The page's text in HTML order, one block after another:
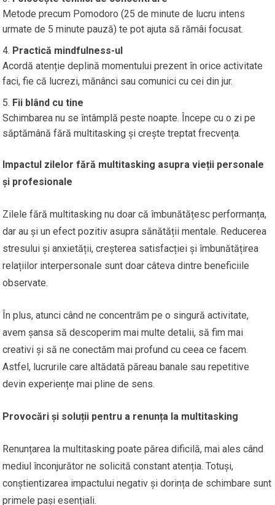
Metode precum Pomodoro (25 de minute de lucru intens
urmate de 5 minute pauză) te pot ajuta să rămâi focusat.
Practică mindfulness-ul
Acordă atenție deplină momentului prezent în orice activitate
faci, fie că lucrezi, mănânci sau comunici cu cei din jur.
Fii blând cu tine
Schimbarea nu se întâmplă peste noapte. Începe cu o zi pe
săptămână fără multitasking și crește treptat frecvența.
Impactul zilelor fără multitasking asupra vieții personale
și profesionale
Zilele fără multitasking nu doar că îmbunătățesc performanța,
dar au și un efect pozitiv asupra sănătății mentale. Reducerea
stresului și anxietății, creșterea satisfacției și îmbunătățirea
relațiilor interpersonale sunt doar câteva dintre beneficiile
observate.
În plus, atunci când ne concentrăm pe o singură activitate,
avem șansa să descoperim mai multe detalii, să fim mai
creativi și să ne conectăm mai profund cu ceea ce facem.
Astfel, lucrurile care altădată păreau banale sau repetitive
devin experiențe mai pline de sens.
Provocări și soluții pentru a renunța la multitasking
Renunțarea la multitasking poate părea dificilă, mai ales când
mediul înconjurător ne solicită constant atenția. Totuși,
conștientizarea impactului negativ și dorința de schimbare sunt
primele pași esențiali.